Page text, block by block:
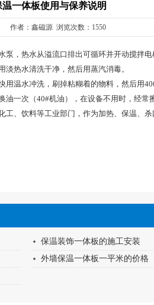
温一体板使用与保养说明
作者：鑫磁源 浏览次数：1550
，热水从溢流口排出可循环并开动搅拌
热水清洗干净，然后用蒸汽消毒。
温水冲洗，刷掉粘糊着的物料，然后用
一次（40#机油），在设备不用时，经
、饮料等工业部门，作为加热、保温、
保温装饰一体板的施工安装
外墙保温一体板一平米的价格